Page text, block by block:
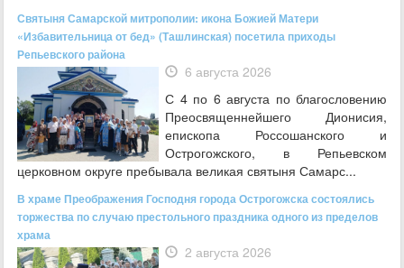
Святыня Самарской митрополии: икона Божией Матери
«Избавительница от бед» (Ташлинская) посетила приходы
Репьевского района
6 августа 2026
С 4 по 6 августа по благословению
Преосвященнейшего Дионисия,
епископа Россошанского и
Острогожского, в Репьевском
церковном округе пребывала великая святыня Самарс...
В храме Преображения Господня города Острогожска состоялись
торжества по случаю престольного праздника одного из пределов
храма
2 августа 2026